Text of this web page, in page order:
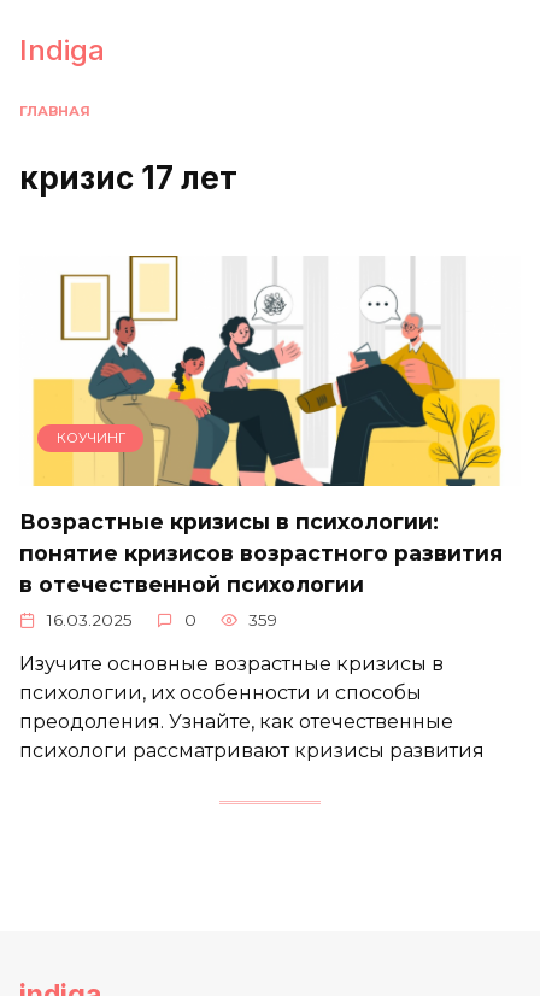
содержанию
Indiga
ГЛАВНАЯ
кризис 17 лет
КОУЧИНГ
Возрастные кризисы в психологии:
понятие кризисов возрастного развития
в отечественной психологии
16.03.2025 0 359
Изучите основные возрастные кризисы в
психологии, их особенности и способы
преодоления. Узнайте, как отечественные
психологи рассматривают кризисы развития